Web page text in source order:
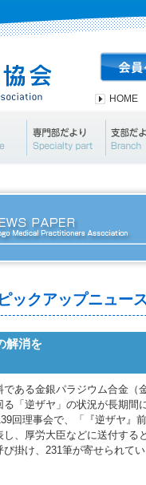
HOME
ックアップニュー
解消を
ある金銀パラジウム合金（
「逆ザヤ」の状況が長期間
回理事会で、「『逆ザヤ』
、厚労大臣などに送付する
掛け、231筆が寄せられて